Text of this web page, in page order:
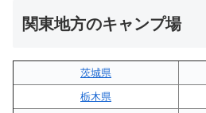
関東地方のキャンプ場
茨城県
栃木県